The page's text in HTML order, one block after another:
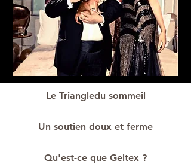
Le Triangledu sommeil
Un soutien doux et ferme
Qu'est-ce que Geltex ?